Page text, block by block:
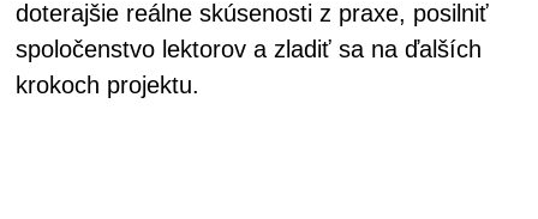
doterajšie reálne skúsenosti z praxe, posilniť
spoločenstvo lektorov a zladiť sa na ďalších
krokoch projektu.